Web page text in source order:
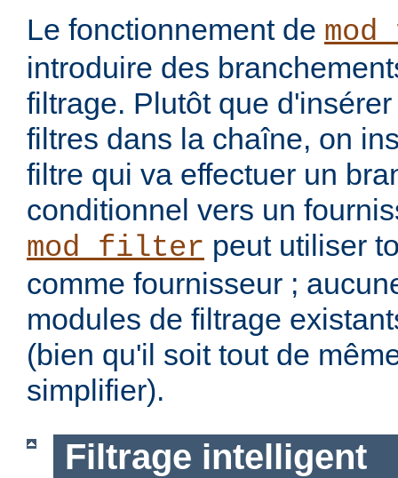
Le fonctionnement de
introduire des
filtrage. Plutôt que
filtres dans la chaîne, on
filtre qui va effectuer un
conditionnel vers un
mod_filter peut utiliser
comme fournisseur ;
modules de filtrage
(bien qu'il soit tout de
simplifier).
Filtrage intelligent